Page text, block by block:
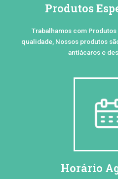
Produtos
Trabalhamos com
qualidade, Nossos produtos
antiácaros e
Horário